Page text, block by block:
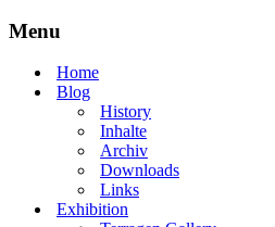
Menu
Home
Blog
History
Inhalte
Archiv
Downloads
Links
Exhibition